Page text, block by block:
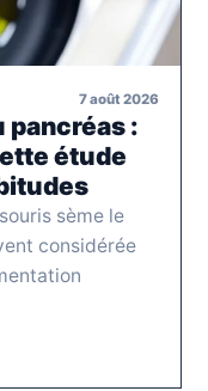
7 août 2026
pancréas :
étude
sème le
considérée